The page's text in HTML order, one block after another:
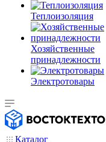
Теплоизоляция
Хозяйственные
принадлежности
Электротовары
Каталог